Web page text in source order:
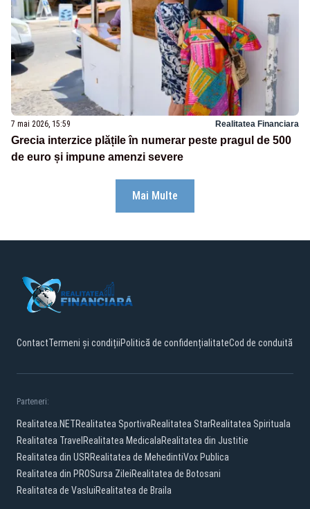
7 mai 2026, 15:59 Realitatea Financiara
Grecia interzice plățile în numerar peste pragul de 500
de euro și impune amenzi severe
Mai Multe
ContactTermeni și condițiiPolitică de confidențialitateCod de conduită
Parteneri:
Realitatea.NETRealitatea SportivaRealitatea StarRealitatea Spirituala
Realitatea Travel Realitatea MedicalaRealitatea din Justitie
Realitatea din USRRealitatea de MehedintiVox Publica
Realitatea din PROSursa ZileiRealitatea de Botosani
Realitatea de VasluiRealitatea de Braila